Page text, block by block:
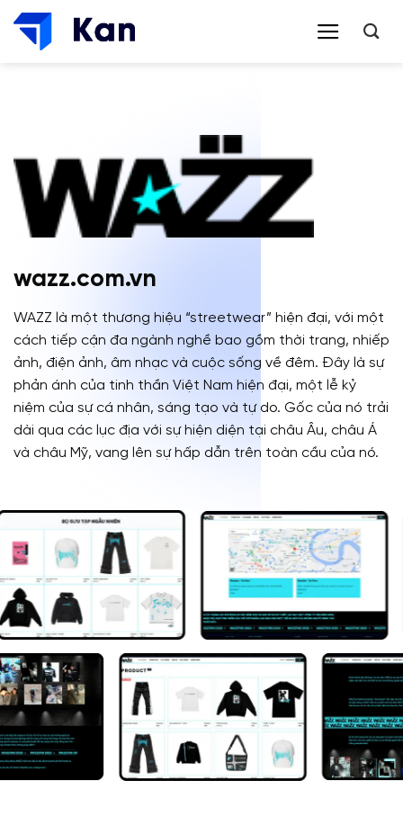
Bỏ
qua
wazz.com.vn
WAZZ là một thương hiệu “streetwear” hiện đại, với một
cách tiếp cận đa ngành nghề bao gồm thời trang, nhiếp
ảnh, điện ảnh, âm nhạc và cuộc sống về đêm. Đây là sự
phản ánh của tinh thần Việt Nam hiện đại, một lễ kỷ
niệm của sự cá nhân, sáng tạo và tự do. Gốc của nó trải
dài qua các lục địa với sự hiện diện tại châu Âu, châu Á
và châu Mỹ, vang lên sự hấp dẫn trên toàn cầu của nó.